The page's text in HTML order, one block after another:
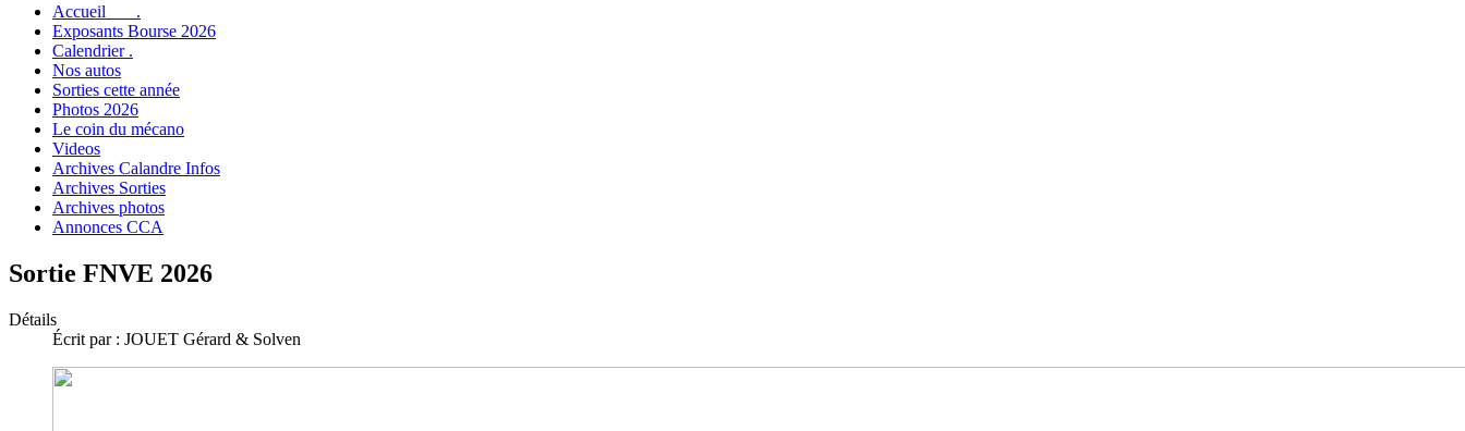
Accueil .
Exposants Bourse 2026
Calendrier .
Nos autos
Sorties cette année
Photos 2026
Le coin du mécano
Videos
Archives Calandre Infos
Archives Sorties
Archives photos
Annonces CCA
Sortie FNVE 2026
Détails
Écrit par : JOUET Gérard & Solven